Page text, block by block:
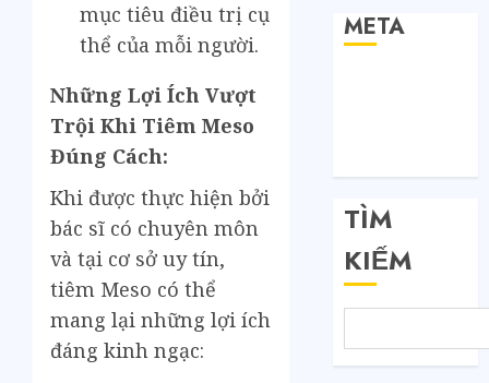
mục tiêu điều trị cụ
thể của mỗi người.
Những Lợi Ích Vượt
Trội Khi Tiêm Meso
Đúng Cách:
Khi được thực hiện bởi
bác sĩ có chuyên môn
và tại cơ sở uy tín,
tiêm Meso có thể
mang lại những lợi ích
đáng kinh ngạc:
META
TÌM
KIẾM